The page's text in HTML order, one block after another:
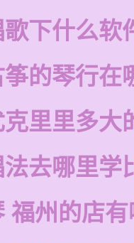
下什么软
的琴行在
里里多大
去哪里学
福州的店